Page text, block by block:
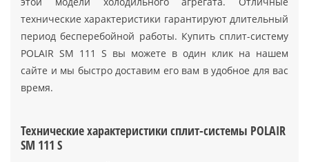
технические характеристики гарантируют длительный
период бесперебойной работы. Купить сплит-систему
POLAIR SM 111 S вы можете в один клик на нашем
сайте и мы быстро доставим его вам в удобное для вас
время.
Технические характеристики сплит-системы POLAIR
SM 111 S